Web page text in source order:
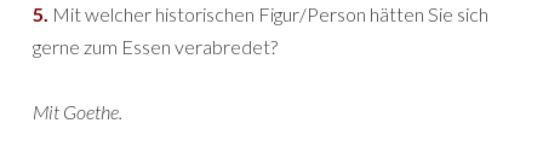
5. Mit welcher historischen Figur/Person hätten Sie sich
gerne zum Essen verabredet?
Mit Goethe.